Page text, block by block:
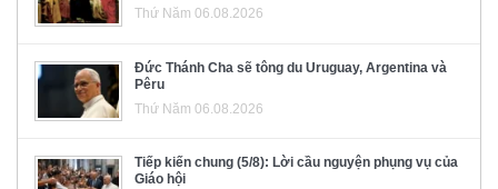
Thứ Năm 06.08.2026
Đức Thánh Cha sẽ tông du Uruguay, Argentina và
Pêru
Thứ Năm 06.08.2026
Tiếp kiến chung (5/8): Lời cầu nguyện phụng vụ của
Giáo hội